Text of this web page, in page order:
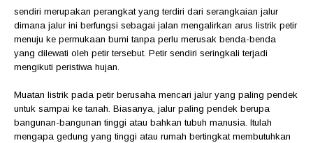
sendiri merupakan perangkat yang terdiri dari serangkaian jalur
dimana jalur ini berfungsi sebagai jalan mengalirkan arus listrik petir
menuju ke permukaan bumi tanpa perlu merusak benda-benda
yang dilewati oleh petir tersebut. Petir sendiri seringkali terjadi
mengikuti peristiwa hujan.
Muatan listrik pada petir berusaha mencari jalur yang paling pendek
untuk sampai ke tanah. Biasanya, jalur paling pendek berupa
bangunan-bangunan tinggi atau bahkan tubuh manusia. Itulah
mengapa gedung yang tinggi atau rumah bertingkat membutuhkan